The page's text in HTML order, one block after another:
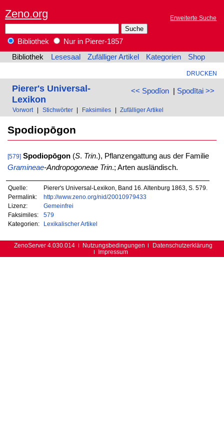
Zeno.org Erweiterte Suche
Bibliothek
Nur in Pierer-1857
Bibliothek
Lesesaal Zufälliger Artikel Kategorien Shop
DRUCKEN
<< Spodĭon| Spodītai >>
Pierer's Universal-
Lexikon
Vorwort Stichwörter Faksimiles Zufälliger Artikel
Spodiopōgon
[579] Spodiopōgon(S. Trin.), Pflanzengattung aus der Familie
Gramineae-Andropogoneae Trin.; Arten ausländisch.
Quelle:
Pierer's Universal-Lexikon, Band 16. Altenburg 1863, S. 579.
Permalink:
http://www.zeno.org/nid/20010979433
Lizenz:
Gemeinfrei
Faksimiles:
579
Kategorien:
Lexikalischer Artikel
ZenoServer 4.030.014 Nutzungsbedingungen
Datenschutzerklärung
Impressum